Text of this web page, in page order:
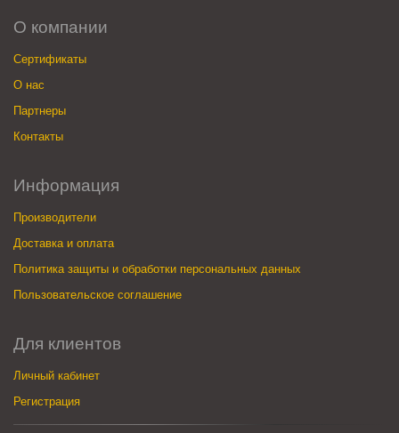
О компании
Сертификаты
О нас
Партнеры
Контакты
Информация
Производители
Доставка и оплата
Политика защиты и обработки персональных данных
Пользовательское соглашение
Для клиентов
Личный кабинет
Регистрация